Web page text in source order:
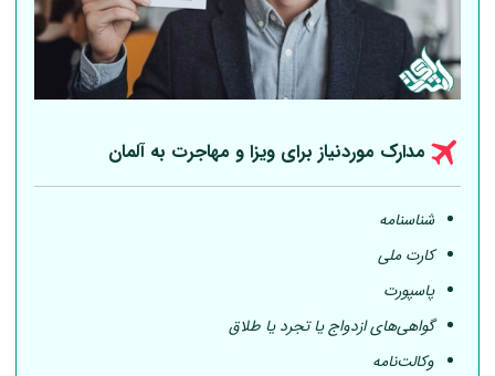
مدارک موردنیاز برای ویزا و مهاجرت بهآلمان
شناسنامه
کارت ملی
پاسپورت
گواهی‌های ازدواج یا تجرد یا طلاق
وکالت‌نامه